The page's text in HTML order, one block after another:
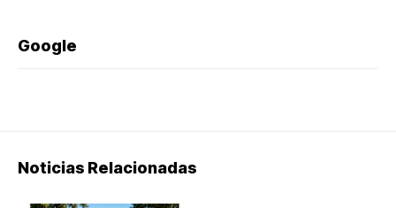
Google
Noticias Relacionadas